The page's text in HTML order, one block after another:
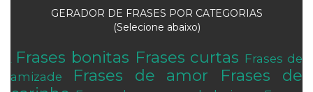
GERADOR DE FRASES POR CATEGORIAS
(Selecione abaixo)
Frases bonitas Frases curtas Frases de
amizade
Frases de amor
Frases de